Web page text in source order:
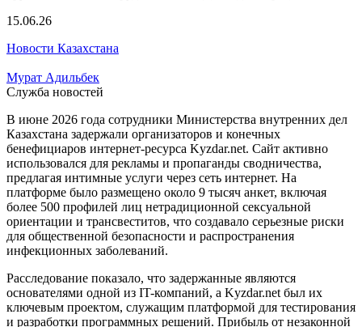
15.06.26
Новости Казахстана
Мурат Адильбек
Служба новостей
В июне 2026 года сотрудники Министерства внутренних дел
Казахстана задержали организаторов и конечных
бенефициаров интернет-ресурса Kyzdar.net. Сайт активно
использовался для рекламы и пропаганды сводничества,
предлагая интимные услуги через сеть интернет. На
платформе было размещено около 9 тысяч анкет, включая
более 500 профилей лиц нетрадиционной сексуальной
ориентации и трансвеститов, что создавало серьезные риски
для общественной безопасности и распространения
инфекционных заболеваний.
Расследование показало, что задержанные являются
основателями одной из IT-компаний, а Kyzdar.net был их
ключевым проектом, служащим платформой для тестирования
и разработки программных решений. Прибыль от незаконной